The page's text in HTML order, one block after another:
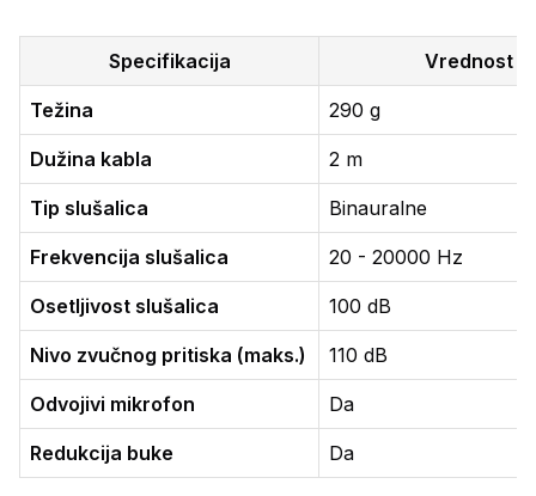
Specifikacija Vrednost
Težina 290 g
Dužina kabla 2 m
Tip slušalica Binauralne
Frekvencija slušalica 20 - 20000 Hz
Osetljivost slušalica 100 dB
Nivo zvučnog pritiska (maks.) 110 dB
Odvojivi mikrofon Da
Redukcija buke Da